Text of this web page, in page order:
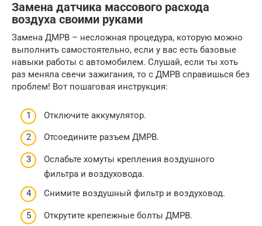
Замена датчика массового расхода
воздуха своими руками
Замена ДМРВ – несложная процедура, которую можно
выполнить самостоятельно, если у вас есть базовые
навыки работы с автомобилем. Слушай, если ты хоть
раз меняла свечи зажигания, то с ДМРВ справишься без
проблем! Вот пошаговая инструкция:
Отключите аккумулятор.
Отсоедините разъем ДМРВ.
Ослабьте хомуты крепления воздушного
фильтра и воздуховода.
Снимите воздушный фильтр и воздуховод.
Открутите крепежные болты ДМРВ.